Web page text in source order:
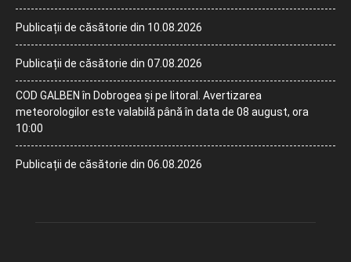
Publicații de căsătorie din 10.08.2026
Publicații de căsătorie din 07.08.2026
COD GALBEN în Dobrogea și pe litoral. Avertizarea
meteorologilor este valabilă până în data de 08 august, ora
10:00
Publicații de căsătorie din 06.08.2026